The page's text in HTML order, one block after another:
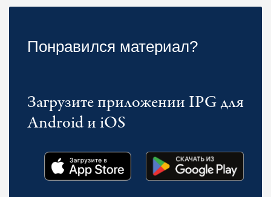
Понравился материал?
Загрузите приложении IPG для
Android и iOS